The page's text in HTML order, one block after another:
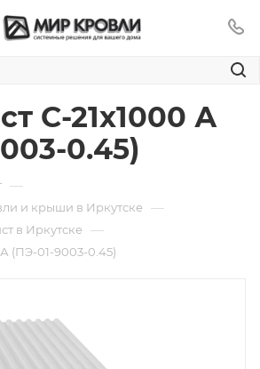
С-21х1000 А
0.45)
—
и крыши в Иркутске —
в Иркутске —
(ПЭ-01-9003-0.45)